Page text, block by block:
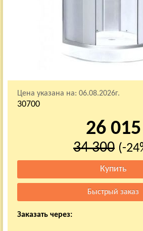
Цена указана на: 06.08.2026г.
30700
26 015
34 300 (-
Заказать через: